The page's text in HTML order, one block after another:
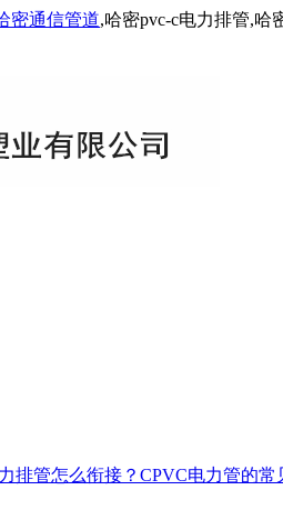
密通信管道,哈密pvc-c电力排管,哈
排管怎么衔接？CPVC电力管的常